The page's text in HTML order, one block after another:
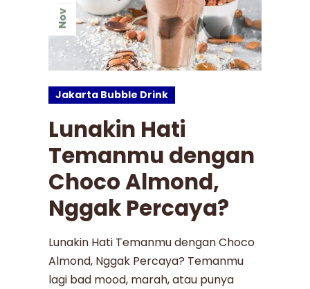
Nov
Jakarta Bubble Drink
Lunakin Hati
Temanmu dengan
Choco Almond,
Nggak Percaya?
Lunakin Hati Temanmu dengan Choco
Almond, Nggak Percaya? Temanmu
lagi bad mood, marah, atau punya